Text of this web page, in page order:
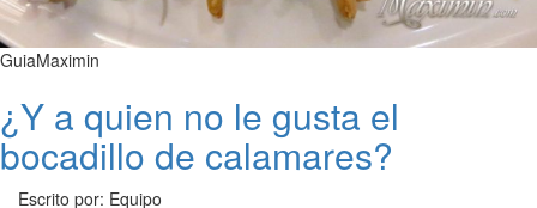
GuiaMaximin
¿Y a quien no le gusta el
bocadillo de calamares?
Escrito por: Equipo